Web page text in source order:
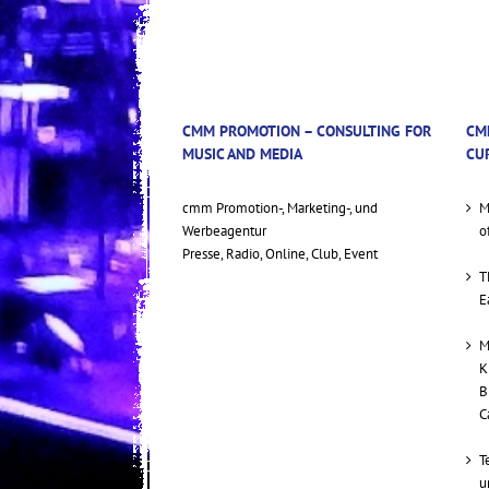
CMM PROMOTION – CONSULTING FOR
MUSIC AND MEDIA
cmm Promotion-, Marketing-, und
Werbeagentur
Presse, Radio, Online, Club, Event